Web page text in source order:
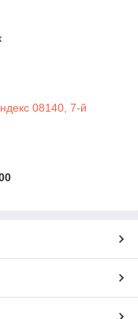
08140, 7-й